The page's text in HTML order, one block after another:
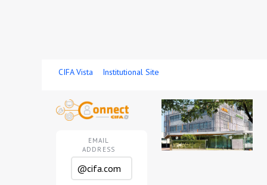
CIFA Vista Institutional Site
Sign InEMAIL
ADDRESS